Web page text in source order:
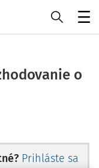
o
Prihláste sa